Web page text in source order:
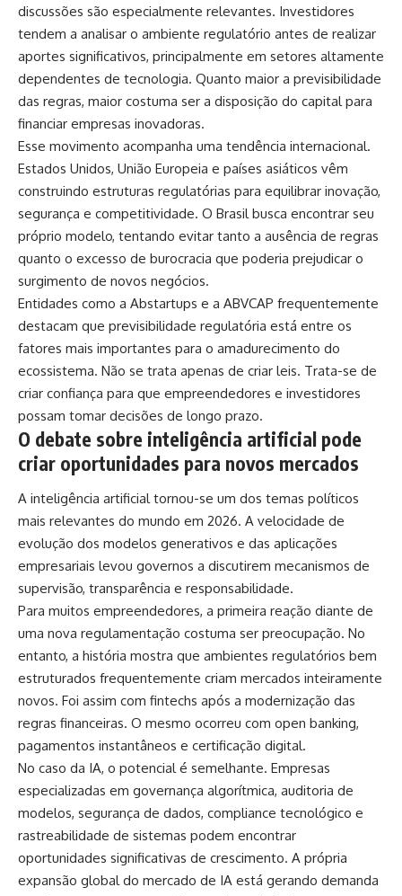
discussões são especialmente relevantes. Investidores
tendem a analisar o ambiente regulatório antes de realizar
aportes significativos, principalmente em setores altamente
dependentes de tecnologia. Quanto maior a previsibilidade
das regras, maior costuma ser a disposição do capital para
financiar empresas inovadoras.
Esse movimento acompanha uma tendência internacional.
Estados Unidos, União Europeia e países asiáticos vêm
construindo estruturas regulatórias para equilibrar inovação,
segurança e competitividade. O Brasil busca encontrar seu
próprio modelo, tentando evitar tanto a ausência de regras
quanto o excesso de burocracia que poderia prejudicar o
surgimento de novos negócios.
Entidades como a Abstartups e a ABVCAP frequentemente
destacam que previsibilidade regulatória está entre os
fatores mais importantes para o amadurecimento do
ecossistema. Não se trata apenas de criar leis. Trata-se de
criar confiança para que empreendedores e investidores
possam tomar decisões de longo prazo.
O debate sobre inteligência artificial pode
criar oportunidades para novos mercados
A inteligência artificial tornou-se um dos temas políticos
mais relevantes do mundo em 2026. A velocidade de
evolução dos modelos generativos e das aplicações
empresariais levou governos a discutirem mecanismos de
supervisão, transparência e responsabilidade.
Para muitos empreendedores, a primeira reação diante de
uma nova regulamentação costuma ser preocupação. No
entanto, a história mostra que ambientes regulatórios bem
estruturados frequentemente criam mercados inteiramente
novos. Foi assim com fintechs após a modernização das
regras financeiras. O mesmo ocorreu com open banking,
pagamentos instantâneos e certificação digital.
No caso da IA, o potencial é semelhante. Empresas
especializadas em governança algorítmica, auditoria de
modelos, segurança de dados, compliance tecnológico e
rastreabilidade de sistemas podem encontrar
oportunidades significativas de crescimento. A própria
expansão global do mercado de IA está gerando demanda